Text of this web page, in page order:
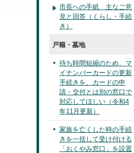
市長への手紙 主なご意
見と回答（くらし・手続
き）
戸籍・墓地
待ち時間短縮のため、マ
イナンバーカードの更新
手続きを、カードの申
請・交付とは別の窓口で
対応してほしい（令和4
年11月更新）
家族を亡くした時の手続
きを一括して受け付ける
「おくやみ窓口」を設置